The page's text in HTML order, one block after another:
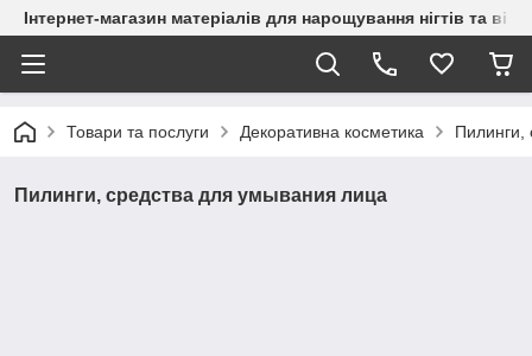
Інтернет-магазин матеріалів для нарощування нігтів та вій
Товари та послуги Декоративна косметика Пилинги,
Пилинги, средства для умывания лица